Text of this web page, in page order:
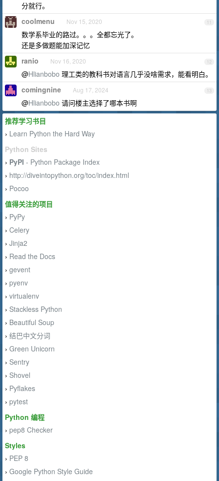
分就行。
11
coolmenu Nov 15, 2020
数学系毕业的路过。。。全都忘光了。
还是多做题能加深记忆
12
ranio Nov 16, 2020
@Hlianbobo 理工类的教科书对语言几乎没啥需求，能看明白。
13
comingnine Aug 17, 2024
@Hlianbobo 请问楼主选择了哪本书啊
推荐学习书目
› Learn Python the Hard Way
Python Sites
› PyPI - Python Package Index
› http://diveintopython.org/toc/index.html
› Pocoo
值得关注的项目
› PyPy
› Celery
› Jinja2
› Read the Docs
› gevent
› pyenv
› virtualenv
› Stackless Python
› Beautiful Soup
› 结巴中文分词
› Green Unicorn
› Sentry
› Shovel
› Pyflakes
› pytest
Python 编程
› pep8 Checker
Styles
› PEP 8
› Google Python Style Guide